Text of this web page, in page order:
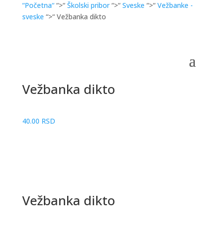
“Početna““>“ Školski pribor“>“ Sveske “>“ Vežbanke -
sveske “>“ Vežbanka dikto
Vežbanka dikto
40.00 RSD
Vežbanka dikto